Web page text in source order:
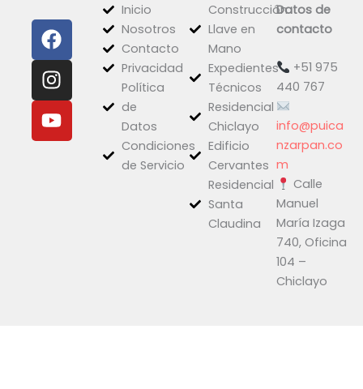
F
a
c
e
b
o
o
I
n
s
t
a
g
r
Y
o
u
t
u
b
e
Inicio
Nosotros
Contacto
Privacidad
Política
de
Datos
Condiciones
de Servicio
Construcción
Llave en
Mano
Expedientes
Técnicos
Residencial
Chiclayo
Edificio
Cervantes
Residencial
Santa
Claudina
Datos de
contacto
+51 975
440 767
info@puica
nzarpan.co
m
Calle
Manuel
María Izaga
740, Oficina
104 –
Chiclayo